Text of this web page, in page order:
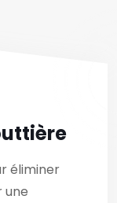
éliminer
une